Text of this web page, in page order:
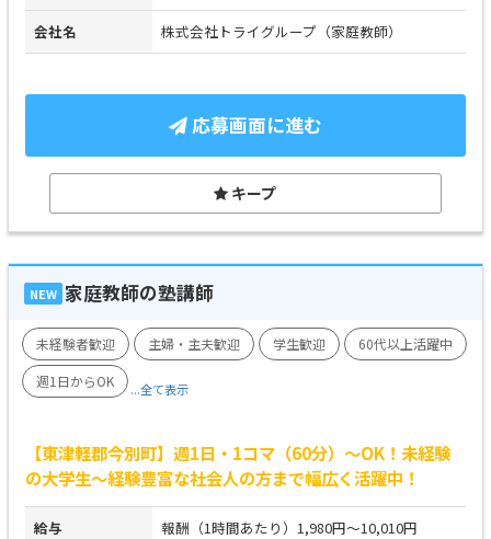
会社名 株式会社トライグループ（家庭教師）
応募画面に進む
キープ
NEW 家庭教師の塾講師
未経験者歓迎 主婦・主夫歓迎 学生歓迎
60代以上活躍中
週1日からOK
...全て表示
【東津軽郡今別町】週1日・1コマ（60分）～OK！未経験
の大学生～経験豊富な社会人の方まで幅広く活躍中！
給与 報酬（1時間あたり）1,980円～10,010円